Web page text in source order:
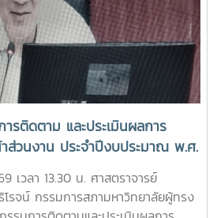
รติดตาม และประเมินผลการ
ส่วนงาน ประจำปีงบประมาณ พ.ศ.
เวลา 13.30 น. ศาสตราจารย์
รจน์ กรรมการสภามหาวิทยาลัยผู้ทรง